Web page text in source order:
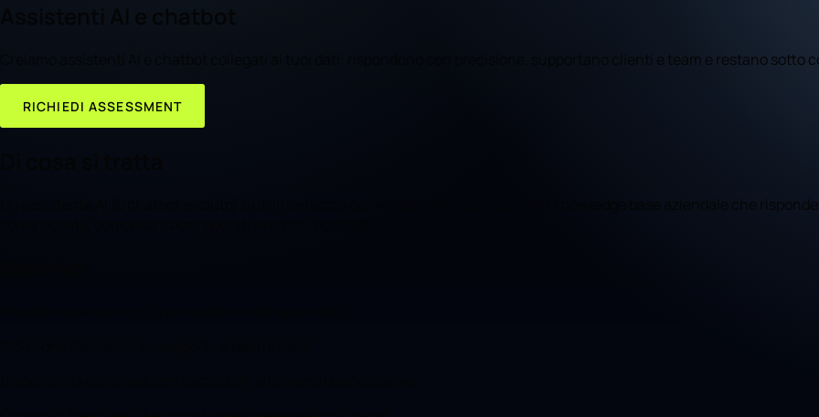
Creiamo assistenti AI e chatbot collegati ai tuoi dati: rispondono con precisione, supportano clienti e team e restano sotto
RICHIEDI ASSESSMENT
Un assistente AI (o chatbot evoluto) è un'interfaccia conversazionale collegata alla knowledge base aziendale che